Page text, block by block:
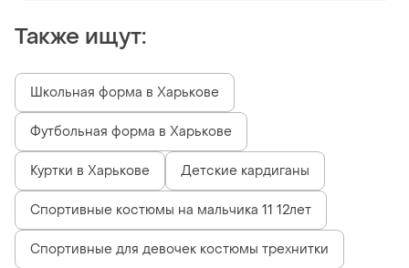
Также ищут:
Школьная форма в Харькове
Футбольная форма в Харькове
Куртки в Харькове Детские кардиганы
Спортивные костюмы на мальчика 11 12лет
Спортивные для девочек костюмы трехнитки